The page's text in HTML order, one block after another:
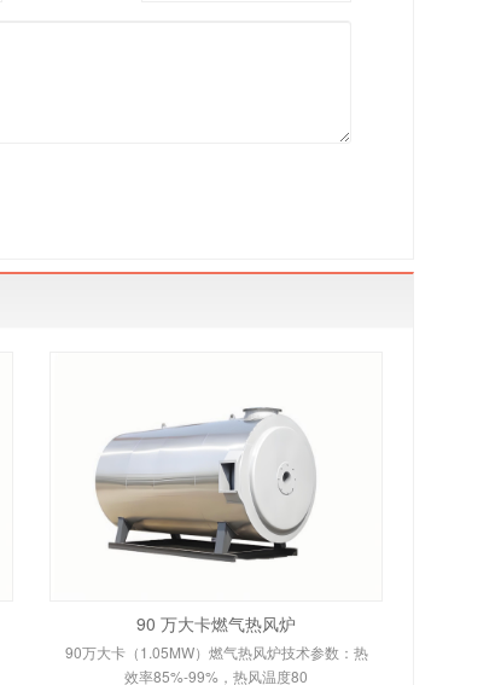
90 万大卡燃气热风炉
90万大卡（1.05MW）燃气热风炉技术参数：热
效率85%-99%，热风温度80